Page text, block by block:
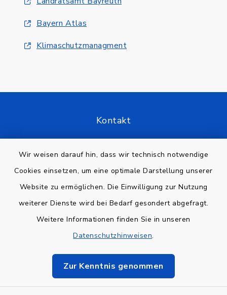
Wir weisen darauf hin, dass wir technisch notwendige
Cookies einsetzen, um eine optimale Darstellung unserer
Website zu ermöglichen. Die Einwilligung zur Nutzung
weiterer Dienste wird bei Bedarf gesondert abgefragt.
Weitere Informationen finden Sie in unseren
Datenschutzhinweisen.
Zur Kenntnis genommen
Bayern Atlas
Klimaschutzmanagment
Kontakt
Datenschutz
Impressum
Sitemap
Cookie-Einstellungen